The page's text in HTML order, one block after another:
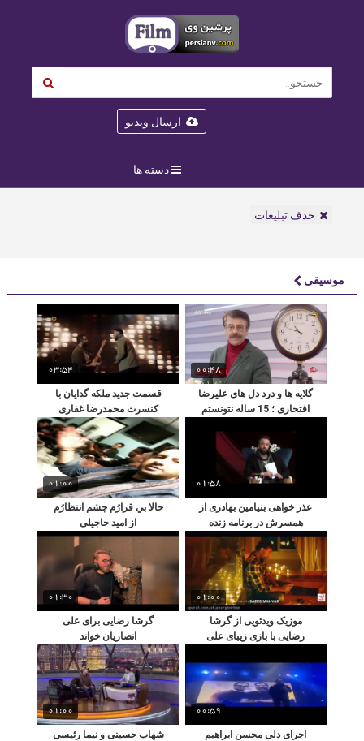
ارسال ویدیو
دسته ها
حذف تبلیغات
موسیقی
00:48
گلایه ها و درد دل های علیرضا
افتحاری ؛ 15 ساله نتونستم
03:54
قسمت جدید ملکه گدایان با
کنسرت محمدرضا غفاری
01:58
عذر خواهی بنیامین بهادری از
همسرش در برنامه زنده
01:00
حالا بي قرارُم چشم انتظارُم
از امید حاجیلی
01:00
موزیک ویدئویی از گرشا
رضایی با بازی زیبای علی
01:30
گرشا رضایی برای علی
انصاریان خواند
00:59
اجرای دلی محسن ابراهیم
01:00
شهاب حسینی و نیما رئیسی